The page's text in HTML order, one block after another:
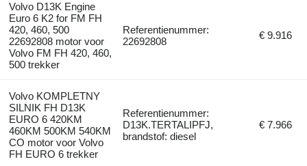
Volvo D13K Engine
Euro 6 K2 for FM FH
420, 460, 500
22692808 motor voor
Volvo FM FH 420, 460,
500 trekker
Referentienummer:
22692808
€ 9.916
Volvo KOMPLETNY
SILNIK FH D13K
EURO 6 420KM
460KM 500KM 540KM
CO motor voor Volvo
FH EURO 6 trekker
Referentienummer:
D13K.TERTALIPFJ,
brandstof: diesel
€ 7.966